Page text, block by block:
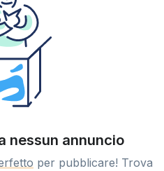
nessun annuncio
per pubblicare! Trova